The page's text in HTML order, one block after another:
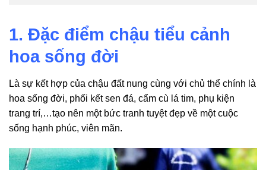
1. Đặc điểm chậu tiểu cảnh
hoa sống đời
Là sự kết hợp của chậu đất nung cùng với chủ thể chính là
hoa sống đời, phối kết sen đá, cẩm cù lá tim, phụ kiện
trang trí,…tạo nên một bức tranh tuyệt đẹp về một cuộc
sống hạnh phúc, viên mãn.